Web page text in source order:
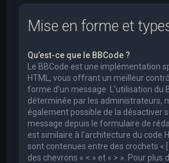
Mise en forme et
Qu’est-ce que le BBCode ?
Le BBCode est une implémentation
HTML, vous offrant un meilleur
forme d’un message. L’utilisation du
déterminée par les administrateurs,
également possible de la désactiver
message depuis le formulaire de
est similaire à l’architecture du code
sont contenues entre des crochets « [
des chevrons « < » et « > ». Pour plus